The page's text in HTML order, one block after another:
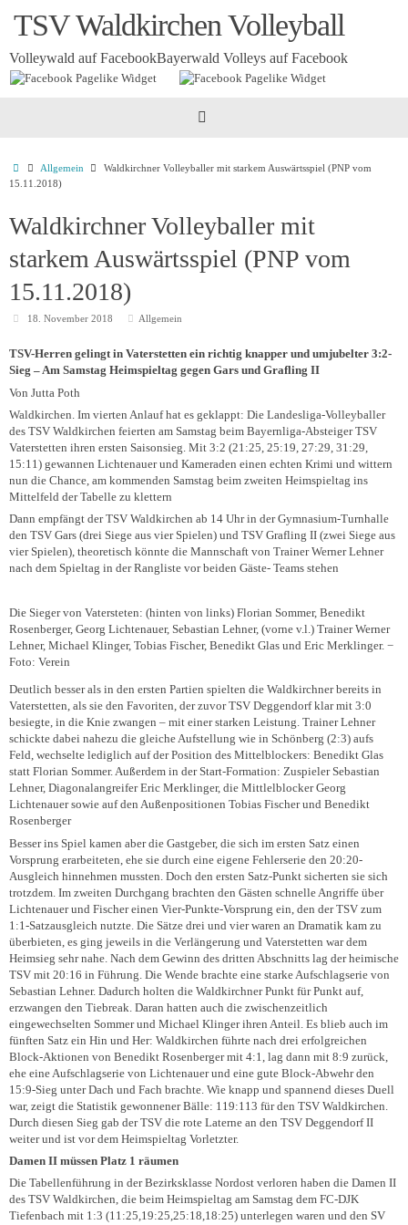
InhaltTSV Waldkirchen Volleyball
Volleywald auf FacebookBayerwald Volleys auf Facebook
Startseite
Allgemein
Waldkirchner Volleyballer mit starkem Auswärtsspiel (PNP vom
15.11.2018)
Waldkirchner Volleyballer mit
starkem Auswärtsspiel (PNP vom
15.11.2018)
18. November 2018 Allgemein
TSV-Herren gelingt in Vaterstetten ein richtig knapper und umjubelter 3:2-
Sieg – Am Samstag Heimspieltag gegen Gars und Grafling II
Von Jutta Poth
Waldkirchen. Im vierten Anlauf hat es geklappt: Die Landesliga-Volleyballer
des TSV Waldkirchen feierten am Samstag beim Bayernliga-Absteiger TSV
Vaterstetten ihren ersten Saisonsieg. Mit 3:2 (21:25, 25:19, 27:29, 31:29,
15:11) gewannen Lichtenauer und Kameraden einen echten Krimi und wittern
nun die Chance, am kommenden Samstag beim zweiten Heimspieltag ins
Mittelfeld der Tabelle zu klettern
Dann empfängt der TSV Waldkirchen ab 14 Uhr in der Gymnasium-Turnhalle
den TSV Gars (drei Siege aus vier Spielen) und TSV Grafling II (zwei Siege aus
vier Spielen), theoretisch könnte die Mannschaft von Trainer Werner Lehner
nach dem Spieltag in der Rangliste vor beiden Gäste- Teams stehen
Die Sieger von Vatersteten: (hinten von links) Florian Sommer, Benedikt
Rosenberger, Georg Lichtenauer, Sebastian Lehner, (vorne v.l.) Trainer Werner
Lehner, Michael Klinger, Tobias Fischer, Benedikt Glas und Eric Merklinger. −
Foto: Verein
Deutlich besser als in den ersten Partien spielten die Waldkirchner bereits in
Vaterstetten, als sie den Favoriten, der zuvor TSV Deggendorf klar mit 3:0
besiegte, in die Knie zwangen – mit einer starken Leistung. Trainer Lehner
schickte dabei nahezu die gleiche Aufstellung wie in Schönberg (2:3) aufs
Feld, wechselte lediglich auf der Position des Mittelblockers: Benedikt Glas
statt Florian Sommer. Außerdem in der Start-Formation: Zuspieler Sebastian
Lehner, Diagonalangreifer Eric Merklinger, die Mittlelblocker Georg
Lichtenauer sowie auf den Außenpositionen Tobias Fischer und Benedikt
Rosenberger
Besser ins Spiel kamen aber die Gastgeber, die sich im ersten Satz einen
Vorsprung erarbeiteten, ehe sie durch eine eigene Fehlerserie den 20:20-
Ausgleich hinnehmen mussten. Doch den ersten Satz-Punkt sicherten sie sich
trotzdem. Im zweiten Durchgang brachten den Gästen schnelle Angriffe über
Lichtenauer und Fischer einen Vier-Punkte-Vorsprung ein, den der TSV zum
1:1-Satzausgleich nutzte. Die Sätze drei und vier waren an Dramatik kam zu
überbieten, es ging jeweils in die Verlängerung und Vaterstetten war dem
Heimsieg sehr nahe. Nach dem Gewinn des dritten Abschnitts lag der heimische
TSV mit 20:16 in Führung. Die Wende brachte eine starke Aufschlagserie von
Sebastian Lehner. Dadurch holten die Waldkirchner Punkt für Punkt auf,
erzwangen den Tiebreak. Daran hatten auch die zwischenzeitlich
eingewechselten Sommer und Michael Klinger ihren Anteil. Es blieb auch im
fünften Satz ein Hin und Her: Waldkirchen führte nach drei erfolgreichen
Block-Aktionen von Benedikt Rosenberger mit 4:1, lag dann mit 8:9 zurück,
ehe eine Aufschlagserie von Lichtenauer und eine gute Block-Abwehr den
15:9-Sieg unter Dach und Fach brachte. Wie knapp und spannend dieses Duell
war, zeigt die Statistik gewonnener Bälle: 119:113 für den TSV Waldkirchen.
Durch diesen Sieg gab der TSV die rote Laterne an den TSV Deggendorf II
weiter und ist vor dem Heimspieltag Vorletzter.
Damen II müssen Platz 1 räumen
Die Tabellenführung in der Bezirksklasse Nordost verloren haben die Damen II
des TSV Waldkirchen, die beim Heimspieltag am Samstag dem FC-DJK
Tiefenbach mit 1:3 (11:25,19:25,25:18,18:25) unterlegen waren und den SV